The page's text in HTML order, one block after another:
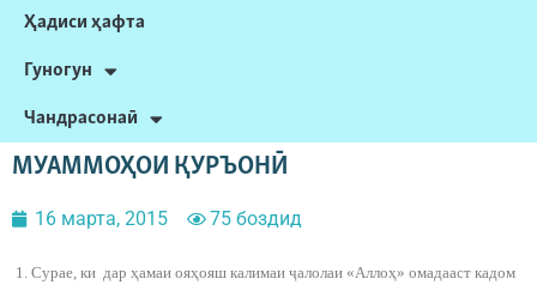
Ҳадиси ҳафта
Гуногун
Чандрасонаӣ
МУАММОҲОИ ҚУРЪОНӢ
16 марта, 2015 75 боздид
1. Сурае, ки дар ҳамаи ояҳояш калимаи ҷалолаи «Аллоҳ» омадааст кадом